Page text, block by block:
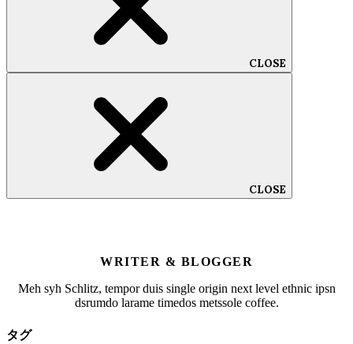
CLOSE
CLOSE
WRITER & BLOGGER
Meh syh Schlitz, tempor duis single origin next level ethnic ipsn
dsrumdo larame timedos metssole coffee.
タグ